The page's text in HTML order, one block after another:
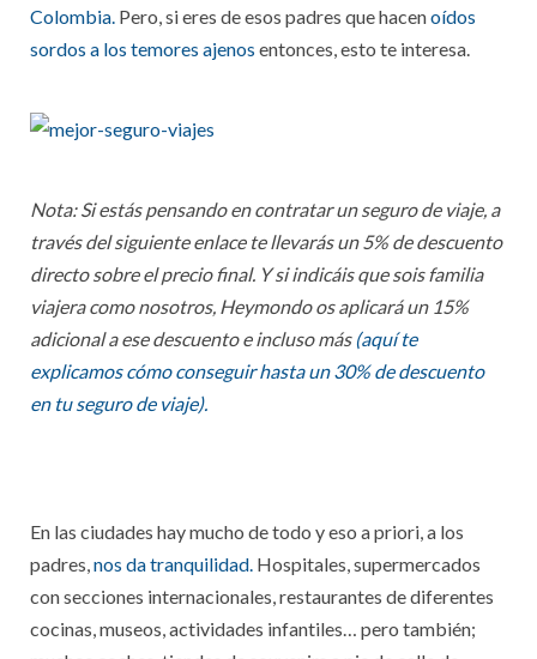
Colombia. Pero, si eres de esos padres que hacenoídos
sordos a los temores ajenos entonces, esto te interesa.
Nota: Si estás pensando en contratar un seguro de viaje, a
través del siguiente enlace te llevarás un 5% de descuento
directo sobre el precio final. Y si indicáis que sois familia
viajera como nosotros, Heymondo os aplicará un 15%
adicional a ese descuento e incluso más(aquí te
explicamos cómo conseguir hasta un 30% de descuento
en tu seguro de viaje).
En las ciudades hay mucho de todo y eso a priori, a los
padres,nos da tranquilidad. Hospitales, supermercados
con secciones internacionales, restaurantes de diferentes
cocinas, museos, actividades infantiles… pero también;